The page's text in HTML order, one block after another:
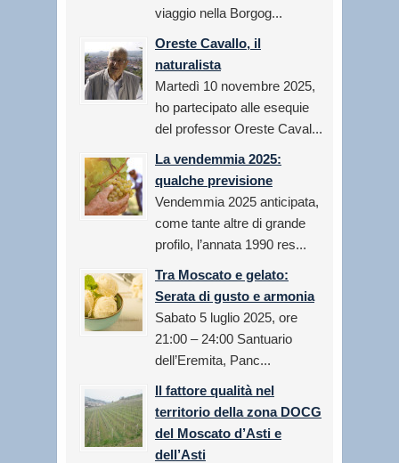
viaggio nella Borgog...
Oreste Cavallo, il
naturalista
Martedì 10 novembre 2025,
ho partecipato alle esequie
del professor Oreste Caval...
La vendemmia 2025:
qualche previsione
Vendemmia 2025 anticipata,
come tante altre di grande
profilo, l’annata 1990 res...
Tra Moscato e gelato:
Serata di gusto e armonia
Sabato 5 luglio 2025, ore
21:00 – 24:00 Santuario
dell’Eremita, Panc...
Il fattore qualità nel
territorio della zona DOCG
del Moscato d’Asti e
dell’Asti